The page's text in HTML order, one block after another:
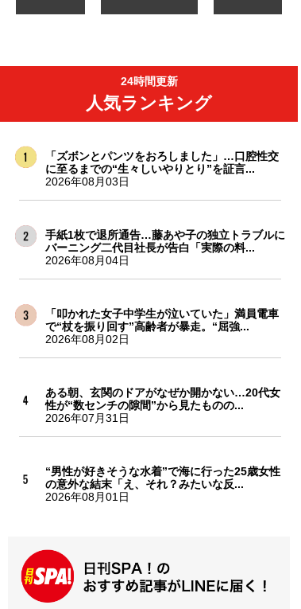
24時間更新
人気ランキング
「ズボンとパンツをおろしました」…口腔性交
に至るまでの“生々しいやりとり”を証言...
2026年08月03日
手紙1枚で退所通告…藤あや子の独立トラブルに
バーニング二代目社長が告白「実際の料...
2026年08月04日
「叩かれた女子中学生が泣いていた」満員電車
で“杖を振り回す”高齢者が暴走。“屈強...
2026年08月02日
ある朝、玄関のドアがなぜか開かない…20代女
性が“数センチの隙間”から見たものの...
2026年07月31日
“男性が好きそうな水着”で海に行った25歳女性
の意外な結末「え、それ？みたいな反...
2026年08月01日